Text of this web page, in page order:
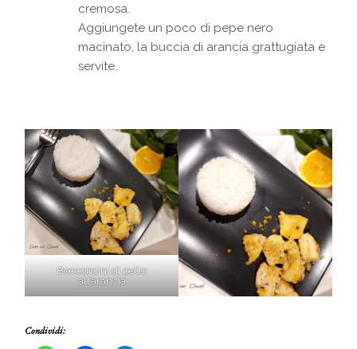
cremosa.
Aggiungete un poco di pepe nero
macinato, la buccia di arancia grattugiata e
servite.
Bocconcini di pollo
all’arancia
Condividi: